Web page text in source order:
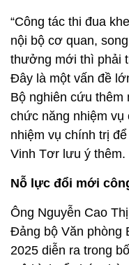
“Công tác thi đua
nội bộ cơ quan,
thưởng mới thì phải
Đây là một vấn đề
Bộ nghiên cứu thêm
chức năng nhiệm
nhiệm vụ chính trị
Vinh Tơr lưu ý thêm.
Nỗ lực đổi mới
Ông Nguyễn Cao
Đảng bộ Văn phòng
2025 diễn ra trong